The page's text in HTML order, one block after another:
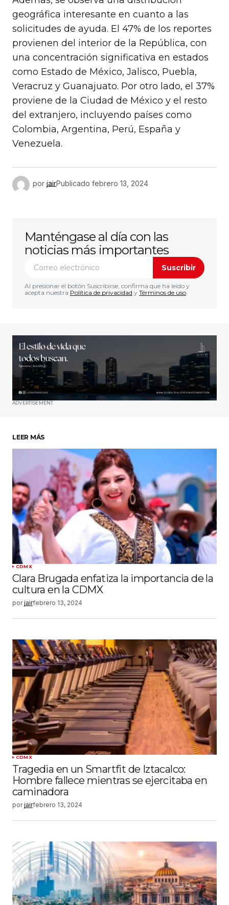
geográfica interesante en cuanto a las
solicitudes de ayuda. El 47% de los reportes
provienen del interior de la República, con
una concentración significativa en estados
como Estado de México, Jalisco, Puebla,
Veracruz y Guanajuato. Por otro lado, el 37%
proviene de la Ciudad de México y el resto
del extranjero, incluyendo países como
Colombia, Argentina, Perú, España y
Venezuela.
por jairPublicado febrero 13, 2024
Manténgase al día con las
noticias más importantes
Suscribir
Al presionar el botón Suscribirse, confirma que ha leído y
acepta nuestra Política de privacidad y Términos de uso
ADVERTISEMENT
LEER MÁS
CDMX
Clara Brugada enfatiza la importancia de la
cultura en la CDMX
por jairfebrero 13, 2024
CDMX
Tragedia en un Smartfit de Iztacalco:
Hombre fallece mientras se ejercitaba en
caminadora
por jairfebrero 13, 2024